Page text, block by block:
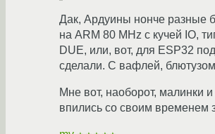
Дак, Ардуины нонче разные
на ARM 80 MHz с кучей IO,
DUE, или, вот, для ESP32
сделали. С вафлей, блютузом
Мне вот, наоборот, малинки и
впились со своим временем